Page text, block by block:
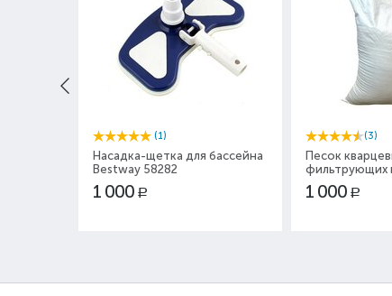
(1)
Насадка-щетка для бассейна
Bestway 58282
1 000 Р
(3)
Песок
фильтрующих
1 000 Р